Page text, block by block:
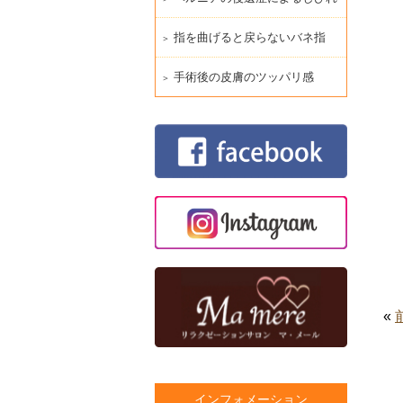
«
指を曲げると戻らないバネ指
手術後の皮膚のツッパリ感
インフォメーション